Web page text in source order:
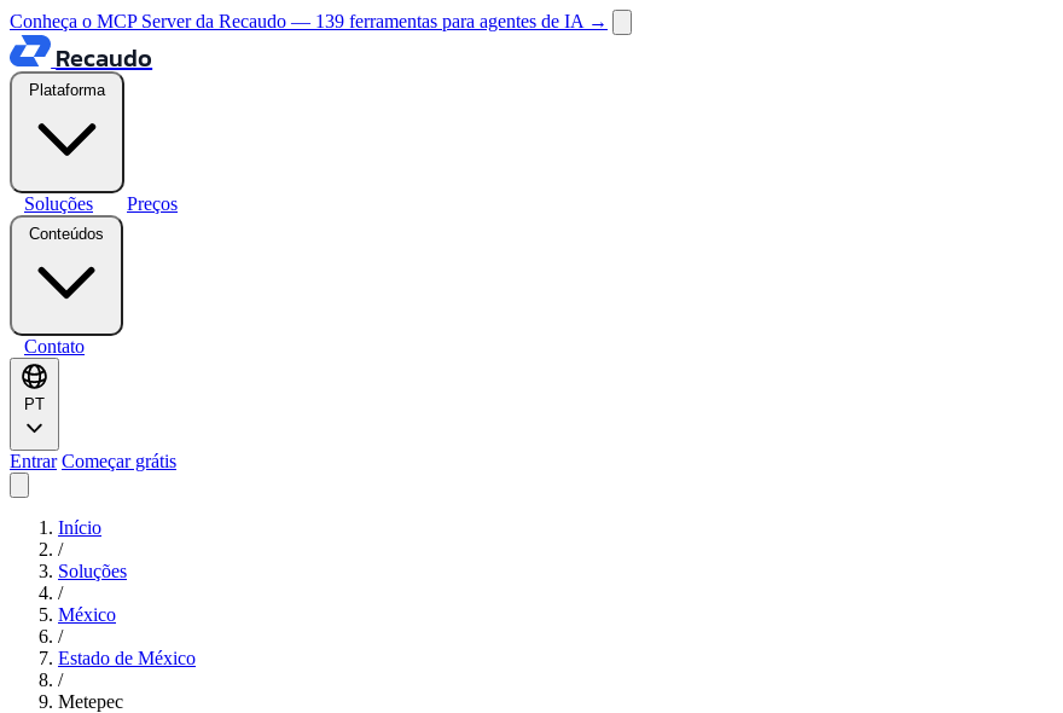
Conheça o MCP Server da Recaudo — 139 ferramentas para agentes de IA →
Recaudo
Plataforma
Soluções Preços
Conteúdos
Contato
PT
Entrar Começar grátis
Início
/
Soluções
/
México
/
Estado de México
/
Metepec